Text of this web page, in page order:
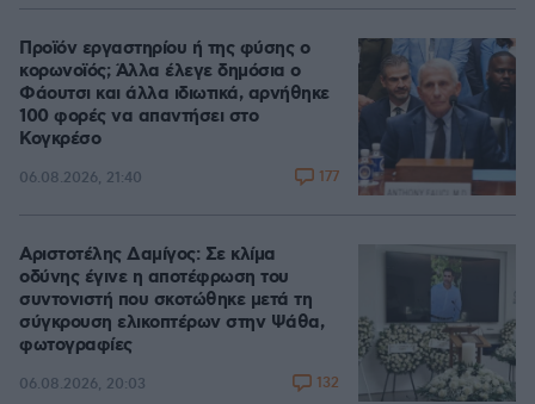
Προϊόν εργαστηρίου ή της φύσης ο
κορωνοϊός; Άλλα έλεγε δημόσια ο
Φάουτσι και άλλα ιδιωτικά, αρνήθηκε
100 φορές να απαντήσει στο
Κογκρέσο
06.08.2026, 21:40 177
Αριστοτέλης Δαμίγος: Σε κλίμα
οδύνης έγινε η αποτέφρωση του
συντονιστή που σκοτώθηκε μετά τη
σύγκρουση ελικοπτέρων στην Ψάθα,
φωτογραφίες
06.08.2026, 20:03 132